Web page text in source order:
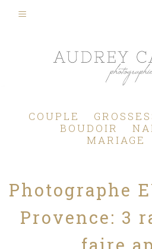
COUPLE
BOUDOIR
MARIAGE
Photographe
Provence: 3